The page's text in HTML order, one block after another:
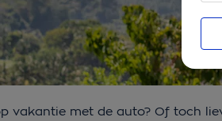
vakantie met de auto? Of toch